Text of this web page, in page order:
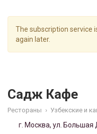
The subscription service
again later.
Садж Кафе
Рестораны › Узбекские и
г. Москва, ул. Большая